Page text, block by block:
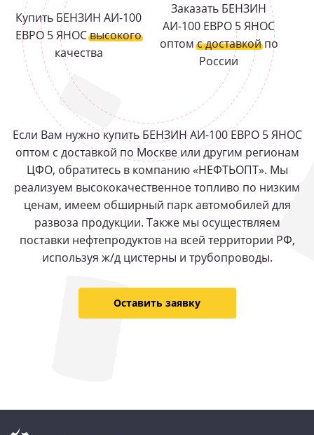
Купить БЕНЗИН АИ-100
ЕВРО 5 ЯНОСвысокого
качества
Заказать БЕНЗИН
АИ-100 ЕВРО 5 ЯНОС
оптомс доставкойпо
России
Если Вам нужно купить БЕНЗИН АИ-100 ЕВРО 5 ЯНОС
оптом с доставкой по Москве или другим регионам
ЦФО, обратитесь в компанию «НЕФТЬОПТ». Мы
реализуем высококачественное топливо по низким
ценам, имеем обширный парк автомобилей для
развоза продукции. Также мы осуществляем
поставки нефтепродуктов на всей территории РФ,
используя ж/д цистерны и трубопроводы.
Оставить заявку